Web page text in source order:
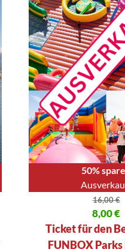
50%
16,00€
Ursprünglicher Preis
8,00€
Aktueller Preis ist: 8,00
Ticket für den
FUNBOX